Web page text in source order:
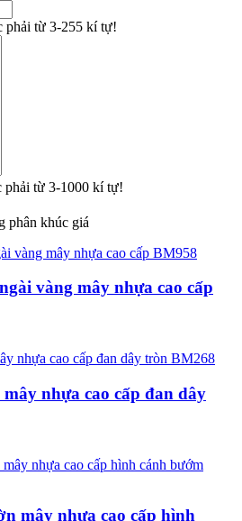
phải từ 3-255 kí tự!
phải từ 3-1000 kí tự!
phân khúc giá
vàng mây nhựa cao cấp
nhựa cao cấp đan dây
mây nhựa cao cấp hình